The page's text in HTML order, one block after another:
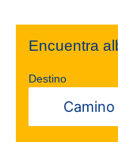
Encuentra
Destino